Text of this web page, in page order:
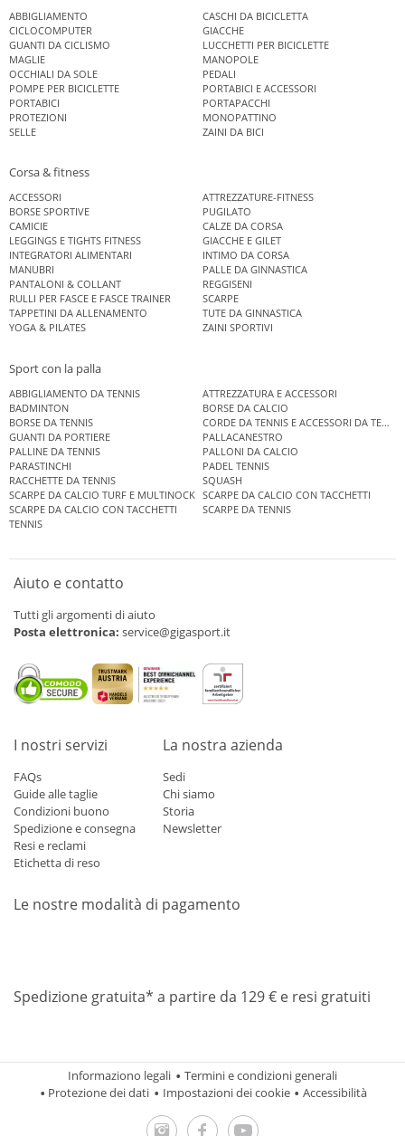
ABBIGLIAMENTO
CASCHI DA BICICLETTA
CICLOCOMPUTER
GIACCHE
GUANTI DA CICLISMO
LUCCHETTI PER BICICLETTE
MAGLIE
MANOPOLE
OCCHIALI DA SOLE
PEDALI
POMPE PER BICICLETTE
PORTABICI E ACCESSORI
PORTABICI
PORTAPACCHI
PROTEZIONI
MONOPATTINO
SELLE
ZAINI DA BICI
Corsa & fitness
ACCESSORI
ATTREZZATURE-FITNESS
BORSE SPORTIVE
PUGILATO
CAMICIE
CALZE DA CORSA
LEGGINGS E TIGHTS FITNESS
GIACCHE E GILET
INTEGRATORI ALIMENTARI
INTIMO DA CORSA
MANUBRI
PALLE DA GINNASTICA
PANTALONI & COLLANT
REGGISENI
RULLI PER FASCE E FASCE TRAINER
SCARPE
TAPPETINI DA ALLENAMENTO
TUTE DA GINNASTICA
YOGA & PILATES
ZAINI SPORTIVI
Sport con la palla
ABBIGLIAMENTO DA TENNIS
ATTREZZATURA E ACCESSORI
BADMINTON
BORSE DA CALCIO
BORSE DA TENNIS
CORDE DA TENNIS E ACCESSORI DA TENNIS
GUANTI DA PORTIERE
PALLACANESTRO
PALLINE DA TENNIS
PALLONI DA CALCIO
PARASTINCHI
PADEL TENNIS
RACCHETTE DA TENNIS
SQUASH
SCARPE DA CALCIO TURF E MULTINOCK SCARPE DA CALCIO CON TACCHETTI
SCARPE DA CALCIO CON TACCHETTI
SCARPE DA TENNIS
TENNIS
Aiuto e contatto
Tutti gli argomenti di aiuto
Posta elettronica: service@gigasport.it
I nostri servizi
FAQs
Guide alle taglie
Condizioni buono
Spedizione e consegna
Resi e reclami
Etichetta di reso
La nostra azienda
Sedi
Chi siamo
Storia
Newsletter
Le nostre modalità di pagamento
Spedizione gratuita* a partire da 129 € e resi gratuiti
Informaziono legali
Termini e condizioni generali
Protezione dei dati
Impostazioni dei cookie Accessibilità